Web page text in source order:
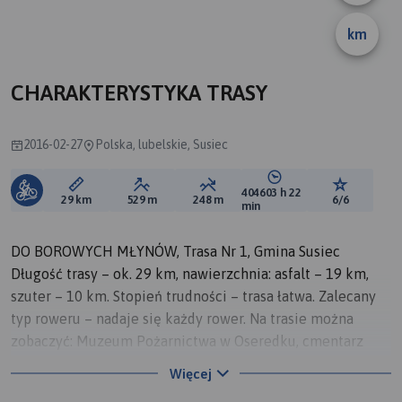
km
CHARAKTERYSTYKA TRASY
2016-02-27 Polska, lubelskie, Susiec
Długość trasy:
29 km Suma przewyższeń:
529 m Suma spadków:
248 m Średni czas potrzebny
404603 h 22
min
Ocena
6/6
DO BOROWYCH MŁYNÓW, Trasa Nr 1, Gmina Susiec
Długość trasy – ok. 29 km, nawierzchnia: asfalt – 19 km,
szuter – 10 km. Stopień trudności – trasa łatwa. Zalecany
typ roweru – nadaje się każdy rower. Na trasie można
zobaczyć: Muzeum Pożarnictwa w Oseredku, cmentarz
Borowe Młyny nad rzeką Tanew, zabytkowy kościół pw. św.
Więcej